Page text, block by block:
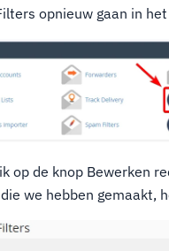
opnieuw gaan in
op de knop Bewerken
we hebben gemaakt,